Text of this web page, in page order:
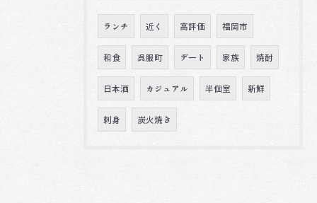
ランチ 近く 高評価 福岡市
和食 呉服町 デート 家族 焼酎
日本酒 カジュアル 半個室 新鮮
刺身 炭火焼き